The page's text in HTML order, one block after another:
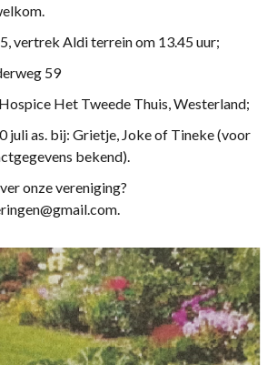
vertrek Aldi terrein om 13.45 uur;
59
Het Tweede Thuis, Westerland;
juli as. bij: Grietje, Joke of Tineke (voor
bekend).
onze vereniging?